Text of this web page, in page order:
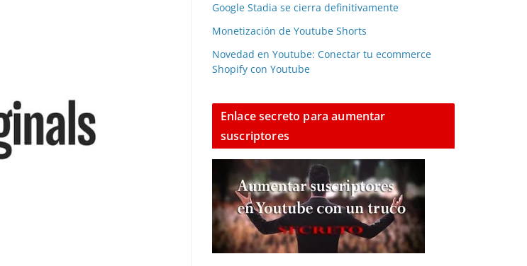
Google Stadia se cierra definitivamente
Monetización de Youtube Shorts
Novedad en Youtube: Conectar tu ecommerce
Shopify con Youtube
Enlace secreto para aumentar
suscriptores